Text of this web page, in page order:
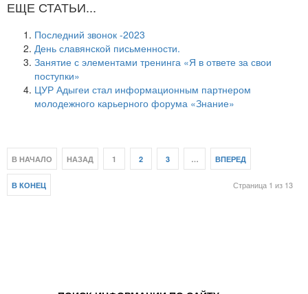
ЕЩЕ СТАТЬИ...
Последний звонок -2023
День славянской письменности.
Занятие с элементами тренинга «Я в ответе за свои
поступки»
ЦУР Адыгеи стал информационным партнером
молодежного карьерного форума «Знание»
В НАЧАЛО НАЗАД 1 2 3 … ВПЕРЕД
В КОНЕЦ Страница 1 из 13